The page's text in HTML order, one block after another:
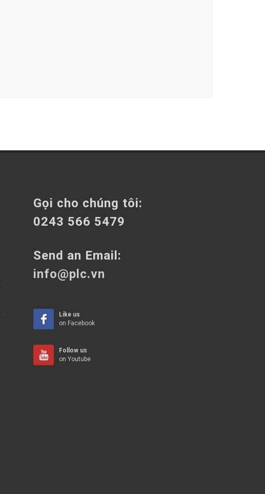
Gọi cho chúng tôi:
0243 566 5479
Send an Email:
info@plc.vn
Like us
on Facebook
Follow us
on Youtube